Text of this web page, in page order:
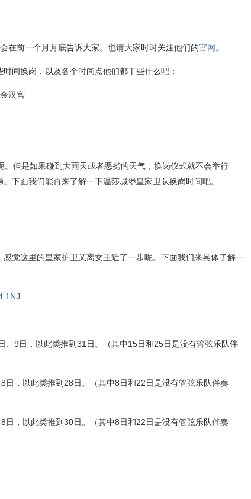
在前一个月月底告诉大家。也请大家时时关注他们的官网 。
间换岗，以及各个时间点他们都干些什么吧：
汉宫
但是如果碰到大雨天或者恶劣的天气，换岗仪式就不会举行
下面我们能再来了解一下温莎城堡皇家卫队换岗时间吧。
觉这里的皇家护卫又离女王近了一步呢。下面我们来具体了解一
1NJ
、9日，以此类推到31日。（其中15日和25日是没有管弦乐队伴
，以此类推到28日。（其中8日和22日是没有管弦乐队伴奏
，以此类推到30日。（其中8日和22日是没有管弦乐队伴奏